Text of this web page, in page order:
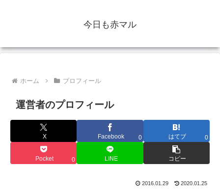
今日も赤マル
ホーム プロフィール
運営者のプロフィール
X Facebook 0 はてブ 0
Pocket 0 LINE コピー
2016.01.29 2020.01.25